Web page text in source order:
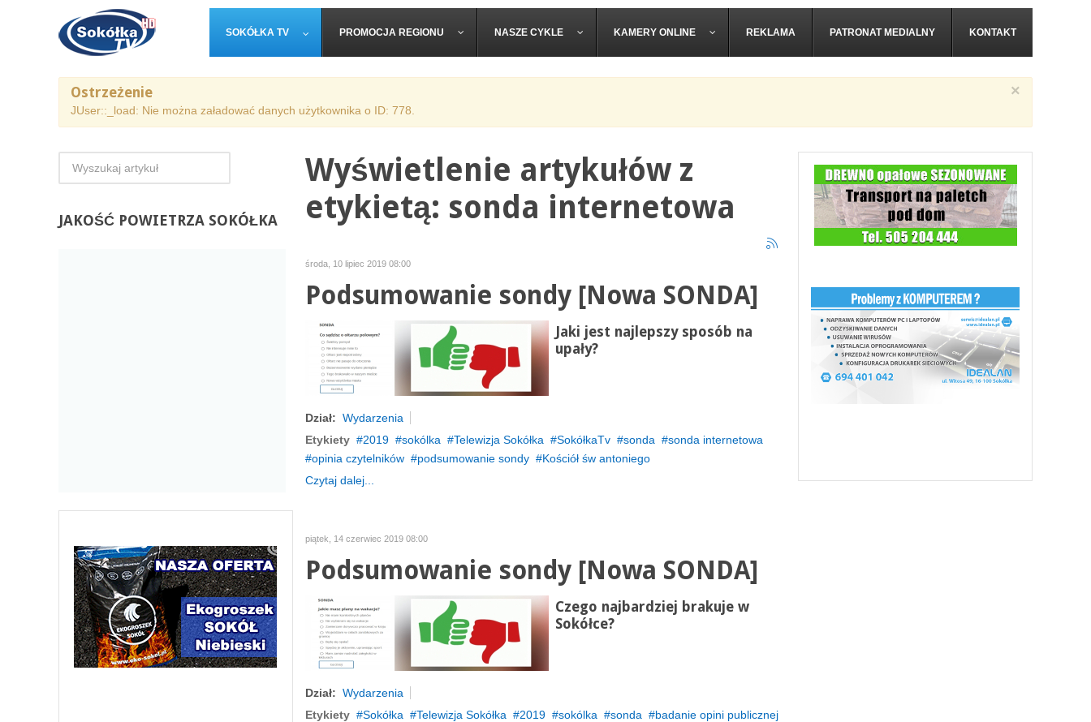
SOKÓŁKA TV PROMOCJA REGIONU NASZE CYKLE KAMERY ONLINE REKLAMA PATRONAT MEDIALNY KONTAKT
×
Ostrzeżenie
JUser::_load: Nie można załadować danych użytkownika o ID: 778.
Wyświetlenie artykułów z
etykietą: sonda internetowa
środa, 10 lipiec 2019 08:00
Podsumowanie sondy [Nowa SONDA]
Jaki jest najlepszy sposób na
upały?
Dział: Wydarzenia
Etykiety
2019 sokólka Telewizja Sokółka SokółkaTv sonda
sonda internetowa
opinia czytelników
podsumowanie sondy
Kościół św antoniego
Czytaj dalej...
piątek, 14 czerwiec 2019 08:00
Podsumowanie sondy [Nowa SONDA]
Czego najbardziej brakuje w
Sokółce?
Dział: Wydarzenia
Etykiety
Sokółka Telewizja Sokółka 2019 sokólka sonda
badanie opini publicznej
JAKOŚĆ POWIETRZA SOKÓŁKA